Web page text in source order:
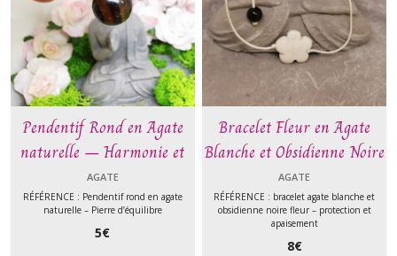
Pendentif Rond en Agate
naturelle – Harmonie et
équilibre émotionnel –
Pierre naturelle
AGATE
RÉFÉRENCE : Pendentif rond en agate
naturelle – Pierre d’équilibre
5€
Bracelet Fleur en Agate
Blanche et Obsidienne Noire
– Pureté et Protection
AGATE
RÉFÉRENCE : bracelet agate blanche et
obsidienne noire fleur – protection et
apaisement
8€